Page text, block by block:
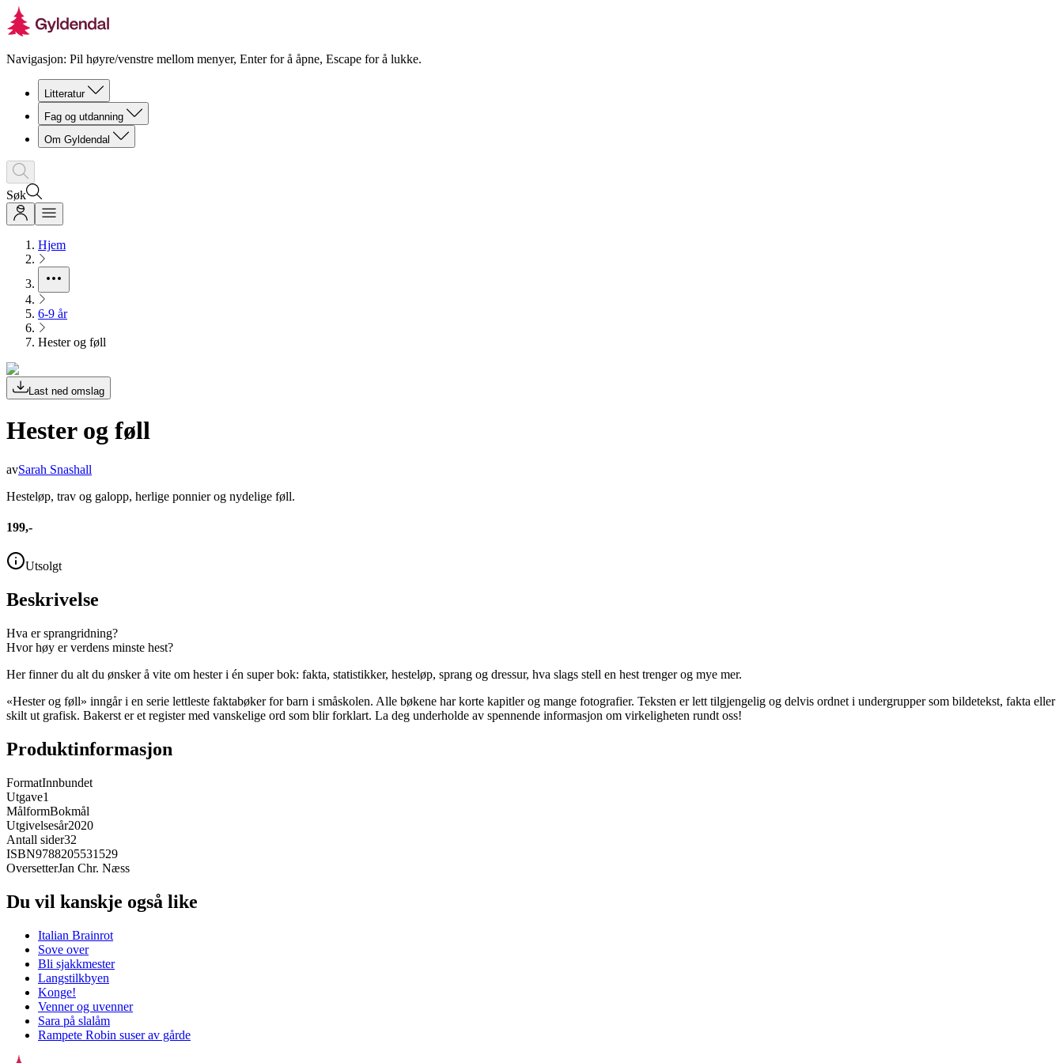
Navigasjon: Pil høyre/venstre mellom menyer, Enter for å åpne, Escape for å lukke.
Litteratur
Fag og utdanning
Om Gyldendal
Søk
Hjem
6-9 år
Hester og føll
Last ned omslag
Hester og føll
avSarah Snashall
Hesteløp, trav og galopp, herlige ponnier og nydelige føll.
199,-
Utsolgt
Beskrivelse
Hva er sprangridning?
Hvor høy er verdens minste hest?
Her finner du alt du ønsker å vite om hester i én super bok: fakta, statistikker, hesteløp, sprang og dressur, hva slags stell en hest trenger og mye mer.
«Hester og føll» inngår i en serie lettleste faktabøker for barn i småskolen. Alle bøkene har korte kapitler og mange fotografier. Teksten er lett tilgjengelig og delvis ordnet i undergrupper som bildetekst, fakta eller
skilt ut grafisk. Bakerst er et register med vanskelige ord som blir forklart. La deg underholde av spennende informasjon om virkeligheten rundt oss!
Produktinformasjon
FormatInnbundet
Utgave1
MålformBokmål
Utgivelsesår2020
Antall sider32
ISBN9788205531529
OversetterJan Chr. Næss
Du vil kanskje også like
Italian Brainrot
Sove over
Bli sjakkmester
Langstilkbyen
Konge!
Venner og uvenner
Sara på slalåm
Rampete Robin suser av gårde